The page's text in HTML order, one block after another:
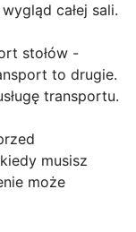
całej sali.
stołów -
to drugie.
transportu.
musisz
może